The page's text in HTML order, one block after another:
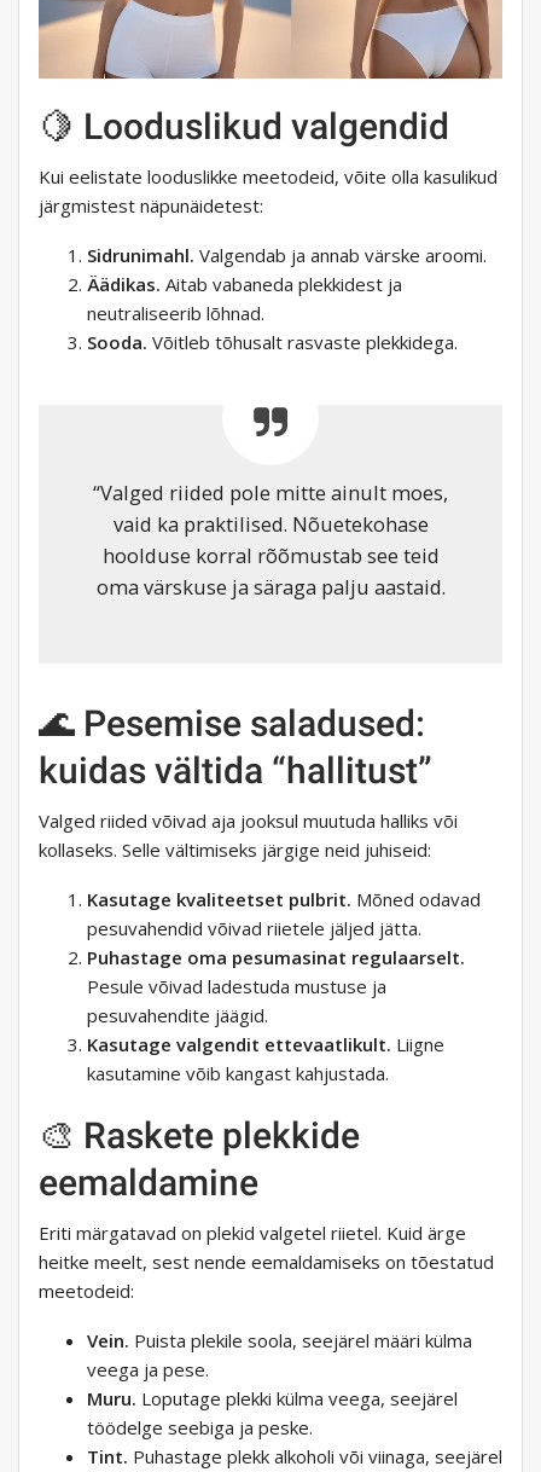
🍋 Looduslikud valgendid
Kui eelistate looduslikke meetodeid, võite olla kasulikud
järgmistest näpunäidetest:
Sidrunimahl. Valgendab ja annab värske aroomi.
Äädikas. Aitab vabaneda plekkidest ja
neutraliseerib lõhnad.
Sooda. Võitleb tõhusalt rasvaste plekkidega.
“Valged riided pole mitte ainult moes,
vaid ka praktilised. Nõuetekohase
hoolduse korral rõõmustab see teid
oma värskuse ja säraga palju aastaid.
🌊 Pesemise saladused:
kuidas vältida “hallitust”
Valged riided võivad aja jooksul muutuda halliks või
kollaseks. Selle vältimiseks järgige neid juhiseid:
Kasutage kvaliteetset pulbrit. Mõned odavad
pesuvahendid võivad riietele jäljed jätta.
Puhastage oma pesumasinat regulaarselt.
Pesule võivad ladestuda mustuse ja
pesuvahendite jäägid.
Kasutage valgendit ettevaatlikult. Liigne
kasutamine võib kangast kahjustada.
🎨 Raskete plekkide
eemaldamine
Eriti märgatavad on plekid valgetel riietel. Kuid ärge
heitke meelt, sest nende eemaldamiseks on tõestatud
meetodeid:
Vein. Puista plekile soola, seejärel määri külma
veega ja pese.
Muru. Loputage plekki külma veega, seejärel
töödelge seebiga ja peske.
Tint. Puhastage plekk alkoholi või viinaga, seejärel